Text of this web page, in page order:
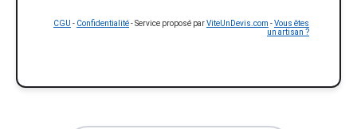
CGU - Confidentialité- Service proposé parViteUnDevis.com -Vous êtes
un artisan ?